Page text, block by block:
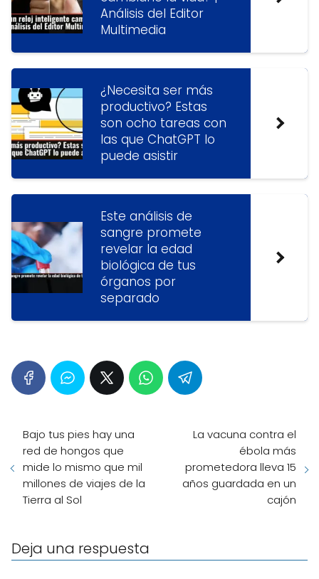
Análisis del Editor
Multimedia
¿Necesita ser más
productivo? Estas
son ocho tareas con
las que ChatGPT lo
puede asistir
Este análisis de
sangre promete
revelar la edad
biológica de tus
órganos por
separado
Bajo tus pies hay una
red de hongos que
mide lo mismo que mil
millones de viajes de la
Tierra al Sol
La vacuna contra el
ébola más
prometedora lleva 15
años guardada en un
cajón
Deja una respuesta